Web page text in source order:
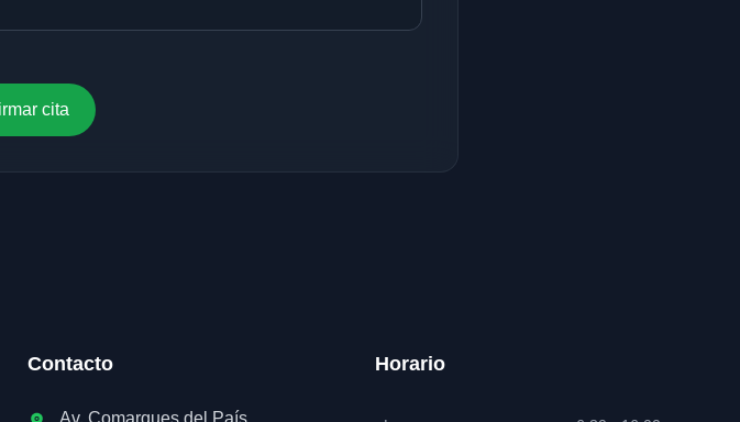
cita
Contacto
Av. Comarques del País
Horario